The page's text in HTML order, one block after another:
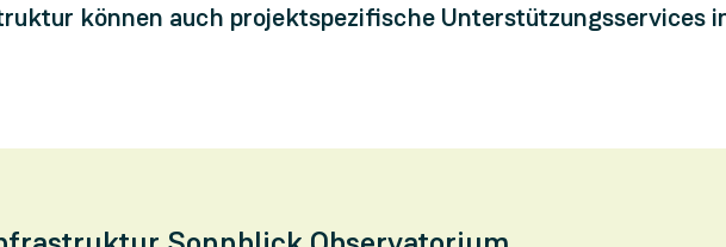
können auch projektspezifische Unterstützungsservices